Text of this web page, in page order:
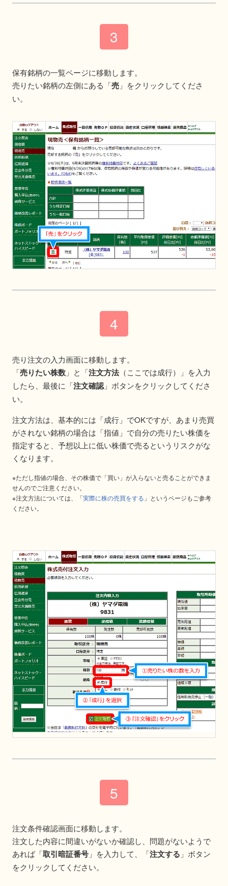
保有銘柄の一覧ページに移動します。
売りたい銘柄の左側にある「売 」をクリックしてくださ
い。
売り注文の入力画面に移動します。
「売りたい株数 」と「注文方法（ここでは成行）」を入力
したら、最後に「注文確認 」ボタンをクリックしてくださ
い。
注文方法は、基本的には「成行」でOKですが、あまり売買
がされない銘柄の場合は「指値」で自分の売りたい株価を
指定すると、予想以上に低い株価で売るというリスクがな
くなります。
※ただし指値の場合、その株価で「買い」が入らないと売ることができま
せんのでご注意ください。
※注文方法については、「実際に株の売買をする 」というページもご参考
ください。
注文条件確認画面に移動します。
注文した内容に間違いがないか確認し、問題がないようで
あれば「取引暗証番号 」を入力して、「注文する 」ボタン
をクリックしてください。